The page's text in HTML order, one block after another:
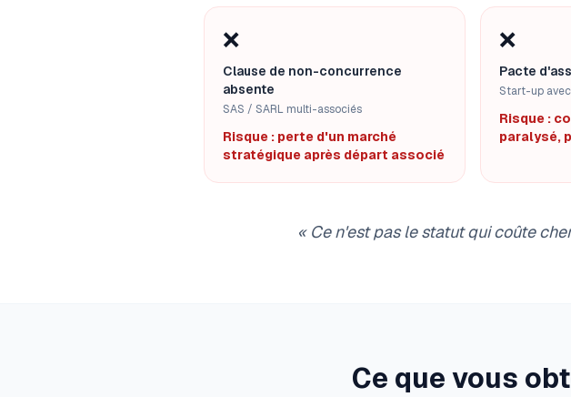
❌
Clause de non-concurrence
absente
SAS / SARL multi-associés
Risque : perte d'un marché
stratégique après départ associé
❌
Pacte
Start-up
Risque :
paralysé,
« Ce n'est pas le statut qui coûte
Ce que vous